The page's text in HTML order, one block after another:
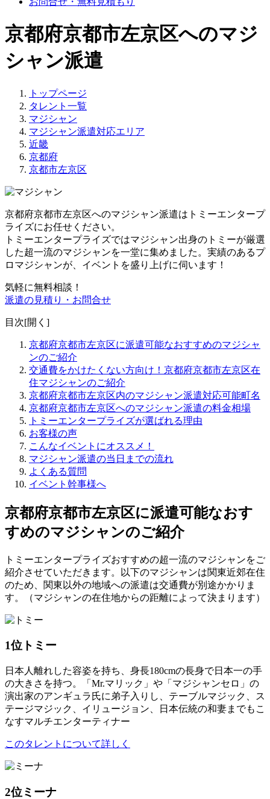
京都府京都市左京区へのマジ
シャン派遣
トップページ
タレント一覧
マジシャン
マジシャン派遣対応エリア
近畿
京都府
京都市左京区
京都府京都市左京区へのマジシャン派遣はトミーエンタープ
ライズにお任せください。
トミーエンタープライズではマジシャン出身のトミーが厳選
した超一流のマジシャンを一堂に集めました。 実績のあるプ
ロマジシャンが、イベントを盛り上げに伺います！
気軽に無料相談！
派遣の見積り・お問合せ
目次[開く ]
京都府京都市左京区に派遣可能なおすすめのマジシャ
ンのご紹介
交通費をかけたくない方向け！京都府京都市左京区在
住マジシャンのご紹介
京都府京都市左京区内のマジシャン派遣対応可能町名
京都府京都市左京区へのマジシャン派遣の料金相場
トミーエンタープライズが選ばれる理由
お客様の声
こんなイベントにオススメ！
マジシャン派遣の当日までの流れ
よくある質問
イベント幹事様へ
京都府京都市左京区に派遣可能なおす
すめのマジシャンのご紹介
トミーエンタープライズおすすめの超一流のマジシャンをご
紹介させていただきます。以下のマジシャンは関東近郊在住
のため、関東以外の地域への派遣は交通費が別途かかりま
す。（マジシャンの在住地からの距離によって決まります）
1位 トミー
日本人離れした容姿を持ち、身長180cmの長身で日本一の手
の大きさを持つ。「Mr.マリック」や「マジシャンセロ」の
演出家のアンギュラ氏に弟子入りし、テーブルマジック、ス
テージマジック、イリュージョン、日本伝統の和妻までもこ
なすマルチエンターティナー
このタレントについて詳しく
2位 ミーナ